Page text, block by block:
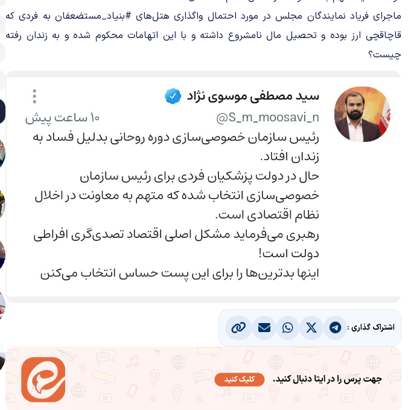
ماجرای فریاد نمایندگان مجلس در مورد احتمال واگذاری هتل‌های #بنیاد_مستضعفان به فردی که
قاچاقچی ارز بوده و تحصیل مال نامشروع داشته و با این اتهامات محکوم شده و به زندان رفته
چیست؟
اشتراک گذاری :